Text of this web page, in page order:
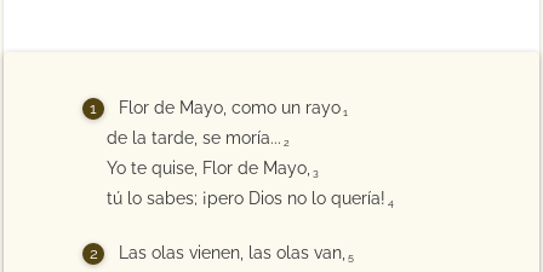
Flor de Mayo, como un rayo 1
de la tarde, se moría... 2
Yo te quise, Flor de Mayo, 3
tú lo sabes; ¡pero Dios no lo quería! 4
Las olas vienen, las olas van, 5